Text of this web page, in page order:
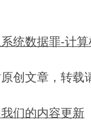
统数据罪-计
创文章，转载
们的内容更新